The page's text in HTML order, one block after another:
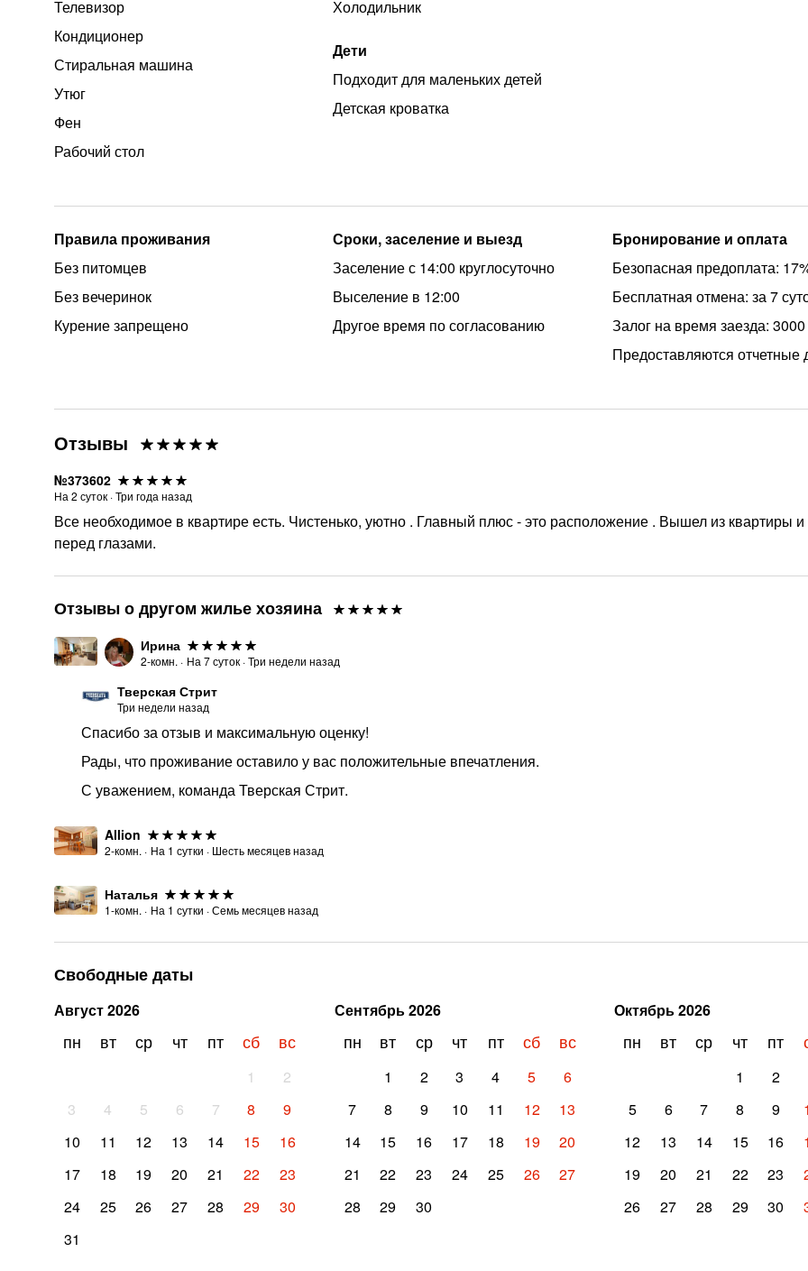
Телевизор
Кондиционер
Стиральная машина
Утюг
Фен
Рабочий стол
Холодильник
Дети
Подходит для маленьких детей
Детская кроватка
Правила проживания
Без питомцев
Без вечеринок
Курение запрещено
Сроки, заселение и выезд
Заселение с 14:00 круглосуточно
Выселение в 12:00
Другое время по согласованию
Бронирование и оплата
Безопасная предоплата:
Бесплатная отмена: за 7
Залог на время заезда:
Предоставляются отчетные
Свободные даты
Август2026
пн вт ср чт пт сб вс
1
2
3
4 5 6 7 8
9
10
11 12 13 14 15
16
17
18 19 20 21 22
23
24
25 26 27 28 29
30
31
Сентябрь2026
пн вт ср чт пт сб вс
1 2 3 4 5
6
7
8 9 10 11 12
13
14
15 16 17 18 19
20
21
22 23 24 25 26
27
28
29 30
Октябрь2026
пн вт ср чт пт
1 2
5
6 7 8 9
12
13 14 15 16
19
20 21 22 23
26
27 28 29 30
Отзывы
№373602
На 2 суток ·Три года назад
Все необходимое в квартире есть. Чистенько, уютно . Главный плюс - это расположение . Вышел из квартиры
перед глазами.
Отзывы о другом жилье хозяина
Ирина
2-комн. · На 7суток ·Три недели назад
Тверская Стрит
Три недели назад
Спасибо за отзыв и максимальную оценку!
Рады, что проживание оставило у вас положительные впечатления.
С уважением, команда Тверская Стрит.
Allion
2-комн. · На 1 сутки · Шесть месяцев назад
Наталья
1-комн. · На 1 сутки ·Семь месяцев назад